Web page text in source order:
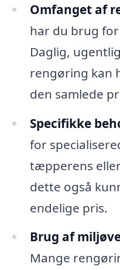
Omfanget af
har du brug
Daglig,
rengøring kan
den samlede
Specifikke
for
tæpperens
dette også
endelige pris.
Brug af
Mange